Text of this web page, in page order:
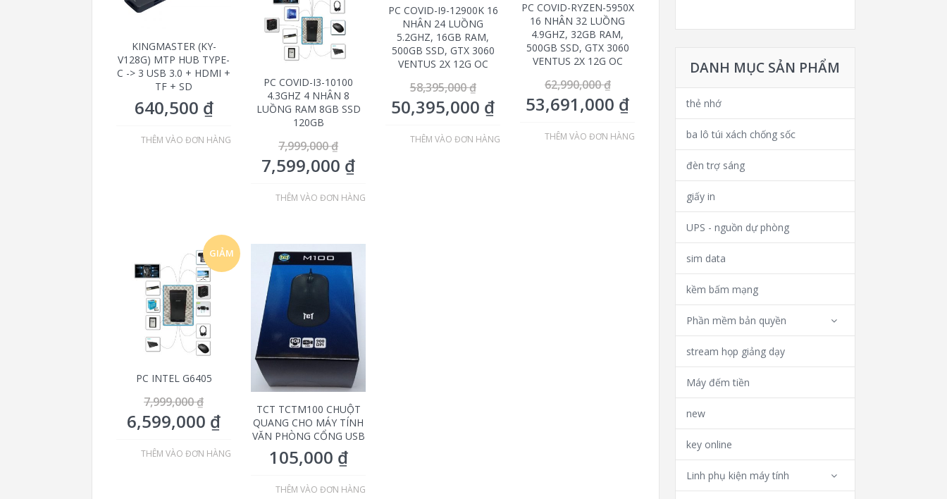
KINGMASTER (KY-
V128G) MTP HUB TYPE-
C -> 3 USB 3.0 + HDMI +
TF + SD
640,500 ₫
THÊM VÀO ĐƠN HÀNG
PC COVID-I3-10100
4.3GHZ 4 NHÂN 8
LUỒNG RAM 8GB SSD
120GB
7,999,000₫
7,599,000 ₫
THÊM VÀO ĐƠN HÀNG
PC COVID-I9-12900K 16
NHÂN 24 LUỒNG
5.2GHZ, 16GB RAM,
500GB SSD, GTX 3060
VENTUS 2X 12G OC
58,395,000₫
50,395,000 ₫
THÊM VÀO ĐƠN HÀNG
PC COVID-RYZEN-5950X
16 NHÂN 32 LUỒNG
4.9GHZ, 32GB RAM,
500GB SSD, GTX 3060
VENTUS 2X 12G OC
62,990,000₫
53,691,000 ₫
THÊM VÀO ĐƠN HÀNG
GIẢM
PC INTEL G6405
7,999,000₫
6,599,000 ₫
THÊM VÀO ĐƠN HÀNG
TCT TCTM100 CHUỘT
QUANG CHO MÁY TÍNH
VĂN PHÒNG CỔNG USB
105,000 ₫
THÊM VÀO ĐƠN HÀNG
DANH MỤC SẢN PHẨM
thẻ nhớ
ba lô túi xách chống sốc
đèn trợ sáng
giấy in
UPS - nguồn dự phòng
sim data
kềm bấm mạng
Phần mềm bản quyền
stream họp giảng dạy
Máy đếm tiền
new
key online
Linh phụ kiện máy tính